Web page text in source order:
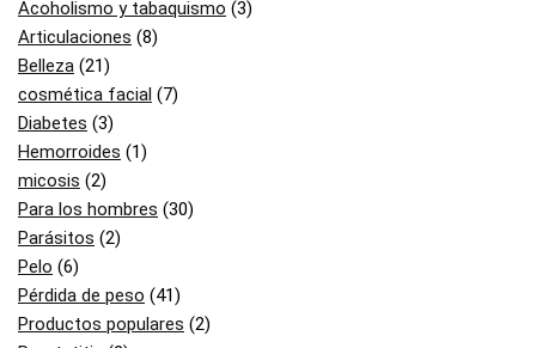
Acoholismo y tabaquismo (3)
Articulaciones (8)
Belleza (21)
cosmética facial (7)
Diabetes (3)
Hemorroides (1)
micosis (2)
Para los hombres (30)
Parásitos (2)
Pelo (6)
Pérdida de peso (41)
Productos populares (2)